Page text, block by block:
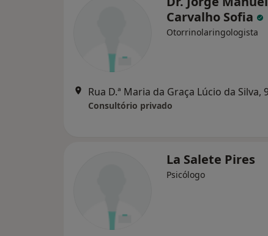
Carvalho Sofia
Otorrinolaringologista
Consultório privado
La Salete Pires
Psicólogo